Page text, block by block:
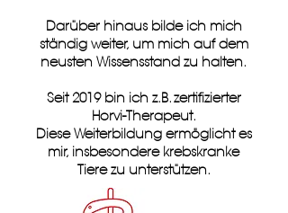
Darüber hinaus bilde ich mich
ständig weiter, um mich auf dem
neusten Wissensstand zu halten.
Seit 2019 bin ich z.B. zertifizierter
Horvi-Therapeut.
Diese Weiterbildung ermöglicht es
mir, insbesondere krebskranke
Tiere zu unterstützen.